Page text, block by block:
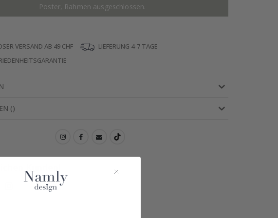
Poster, Rahmen ausgeschlossen.
VERSAND AB 49 CHF
LIEFERUNG 4-7 TAGE
()
Kunden!